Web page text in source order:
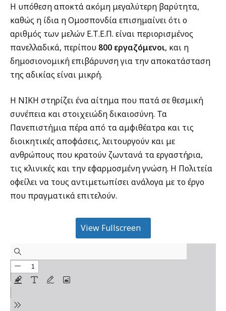
Η υπόθεση αποκτά ακόμη μεγαλύτερη βαρύτητα,
καθώς η ίδια η Ομοσπονδία επισημαίνει ότι ο
αριθμός των μελών Ε.Τ.Ε.Π. είναι περιορισμένος
πανελλαδικά, περίπου 800 εργαζόμενοι, και η
δημοσιονομική επιβάρυνση για την αποκατάσταση
της αδικίας είναι μικρή.
Η ΝΙΚΗ στηρίζει ένα αίτημα που πατά σε θεσμική
συνέπεια και στοιχειώδη δικαιοσύνη. Τα
Πανεπιστήμια πέρα από τα αμφιθέατρα και τις
διοικητικές αποφάσεις, λειτουργούν και με
ανθρώπους που κρατούν ζωντανά τα εργαστήρια,
τις κλινικές και την εφαρμοσμένη γνώση. Η Πολιτεία
οφείλει να τους αντιμετωπίσει ανάλογα με το έργο
που πραγματικά επιτελούν.
View Fullscreen